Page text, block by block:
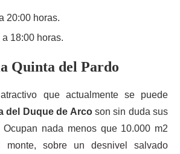
20:00 horas.
a 18:00 horas.
Quinta del Pardo
que actualmente se puede
del Duque de Arcoson sin duda sus
Ocupan nada menos que 10.000 m2
sobre un desnivel salvado